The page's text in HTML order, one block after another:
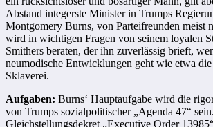
Abstand integerste Minister in Trumps
Montgomery Burns, von Parteifreunden meist
wird in wichtigen Fragen von seinem loyalen
Smithers beraten, der ihn zuverlässig brieft,
neumodische Entwicklungen geht wie etwa
Sklaverei.
Aufgaben: Burns‘ Hauptaufgabe wird die
von Trumps sozialpolitischer „Agenda 47“
Gleichstellungsdekret „Executive Order